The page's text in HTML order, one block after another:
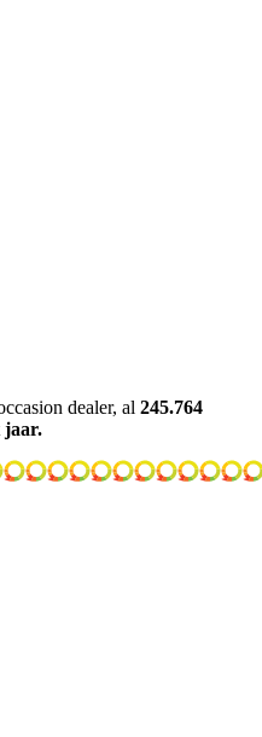
dealer, al 245.764
jaar.